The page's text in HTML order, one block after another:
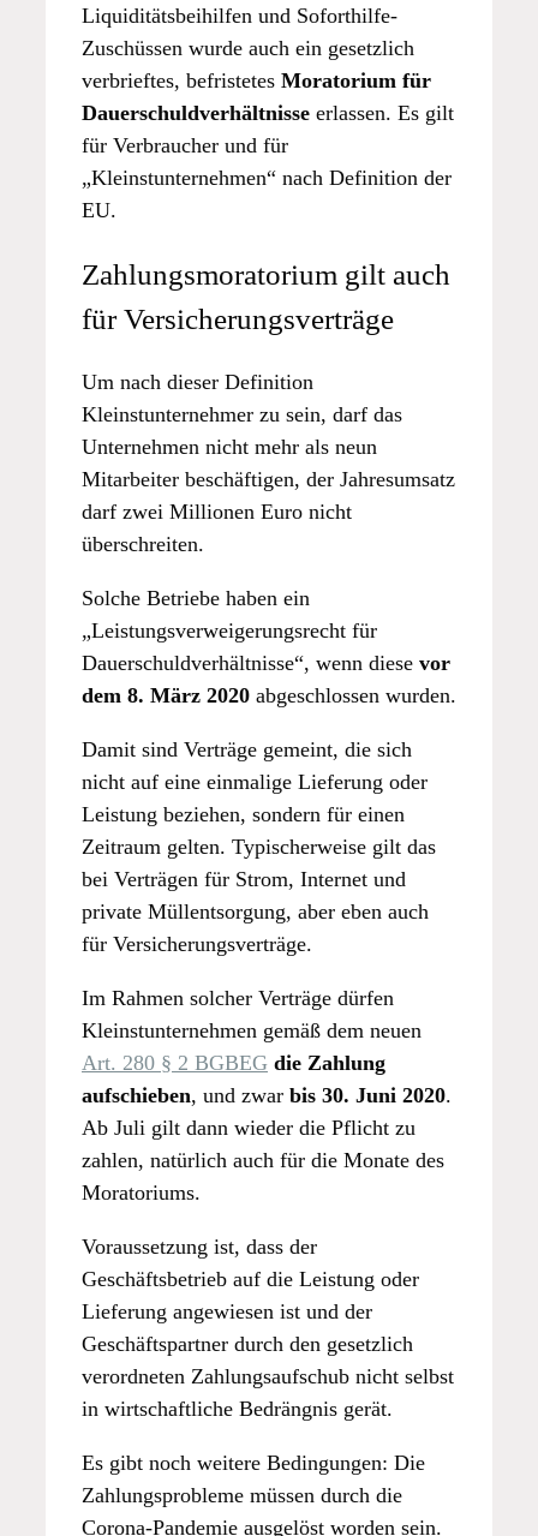
Liquiditätsbeihilfen und Soforthilfe-
Zuschüssen wurde auch ein gesetzlich
verbrieftes, befristetes Moratorium für
Dauerschuldverhältnisse erlassen. Es gilt
für Verbraucher und für
„Kleinstunternehmen“ nach Definition der
EU.
Zahlungsmoratorium gilt auch
für Versicherungsverträge
Um nach dieser Definition
Kleinstunternehmer zu sein, darf das
Unternehmen nicht mehr als neun
Mitarbeiter beschäftigen, der Jahresumsatz
darf zwei Millionen Euro nicht
überschreiten.
Solche Betriebe haben ein
„Leistungsverweigerungsrecht für
Dauerschuldverhältnisse“, wenn diese vor
dem 8. März 2020 abgeschlossen wurden.
Damit sind Verträge gemeint, die sich
nicht auf eine einmalige Lieferung oder
Leistung beziehen, sondern für einen
Zeitraum gelten. Typischerweise gilt das
bei Verträgen für Strom, Internet und
private Müllentsorgung, aber eben auch
für Versicherungsverträge.
Im Rahmen solcher Verträge dürfen
Kleinstunternehmen gemäß dem neuen
Art. 280 § 2 BGBEG die Zahlung
aufschieben, und zwar bis 30. Juni 2020.
Ab Juli gilt dann wieder die Pflicht zu
zahlen, natürlich auch für die Monate des
Moratoriums.
Voraussetzung ist, dass der
Geschäftsbetrieb auf die Leistung oder
Lieferung angewiesen ist und der
Geschäftspartner durch den gesetzlich
verordneten Zahlungsaufschub nicht selbst
in wirtschaftliche Bedrängnis gerät.
Es gibt noch weitere Bedingungen: Die
Zahlungsprobleme müssen durch die
Corona-Pandemie ausgelöst worden sein.